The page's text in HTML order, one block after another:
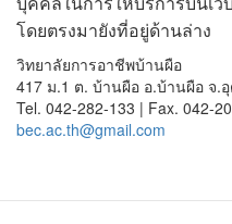
โดยตรงมายังที่อยู่ด้านล่าง
วิทยาลัยการอาชีพบ้านผือ
417 ม.1 ต. บ้านผือ อ.บ้านผือ จ.
Tel. 042-282-133 | Fax. 042-
bec.ac.th@gmail.com